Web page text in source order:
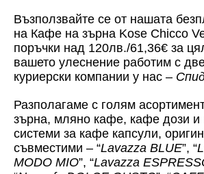
Възползвайте се от нашата
на Кафе на зърна Kose Chicco
поръчки над 120лв./61,36€ за
вашето улеснение работим с
куриерски компании у нас –
Разполагаме с голям
зърна, мляно кафе, кафе дози и
системи за кафе капсули,
съвместими – “Lavazza BLUE”, “
MODO MIO”, “Lavazza